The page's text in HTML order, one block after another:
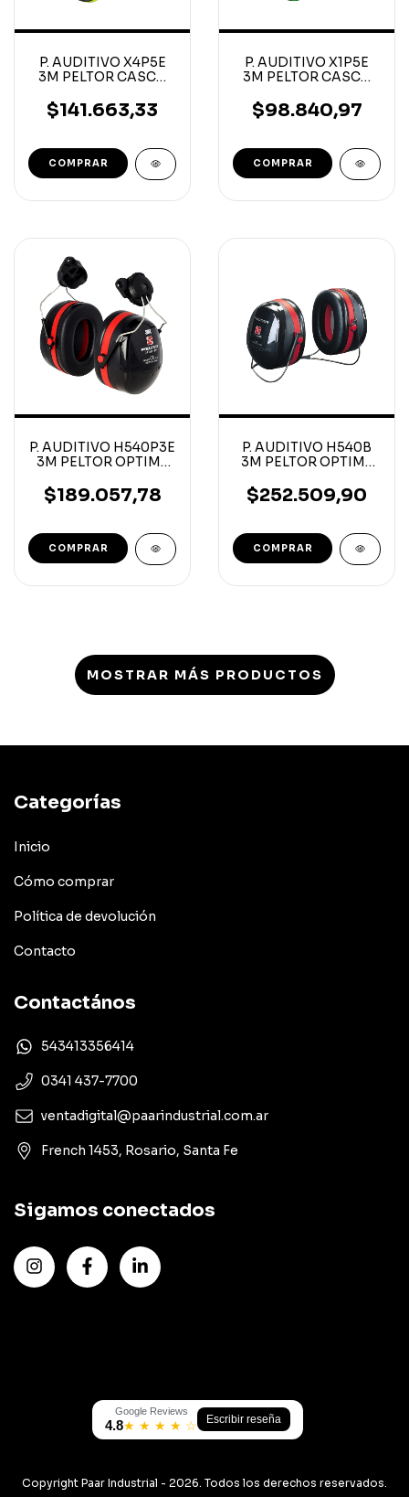
P. AUDITIVO X4P5E
3M PELTOR CASCO
$141.663,33
P. AUDITIVO X1P5E
3M PELTOR CASCO
$98.840,97
P. AUDITIVO H540P3E
3M PELTOR OPTIME
$189.057,78
P. AUDITIVO H540B
3M PELTOR OPTIME
$252.509,90
MOSTRAR MÁS PRODUCTOS
Categorías
Inicio
Cómo comprar
Política de devolución
Contacto
Contactános
543413356414
0341 437-7700
ventadigital@paarindustrial.com.ar
French 1453, Rosario, Santa Fe
Sigamos conectados
Google Reviews
4.8★ ★ ★ ★ ☆ Escribir reseña
Copyright Paar Industrial - 2026. Todos los derechos reservados.